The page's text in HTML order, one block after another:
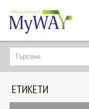
НАЙ-ТЪРСЕНИ
ДЕСТИНАЦИИ
ЕКЗОТИЧНИ ПОЧИВКИ
ЕТИКЕТИ